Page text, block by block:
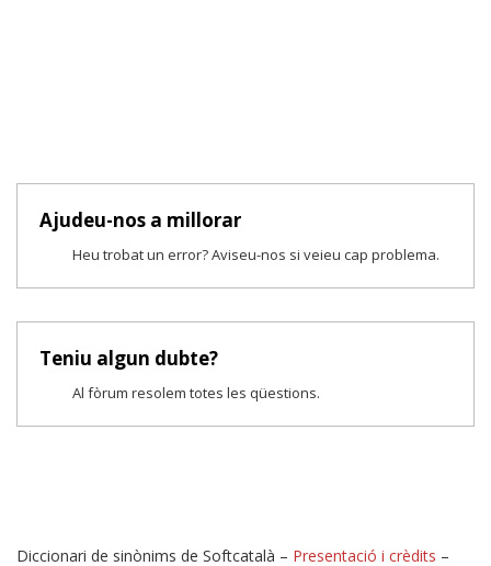
Ajudeu-nos a millorar
Heu trobat un error? Aviseu-nos si veieu cap problema.
Teniu algun dubte?
Al fòrum resolem totes les qüestions.
Diccionari de sinònims de Softcatalà – Presentació i crèdits –